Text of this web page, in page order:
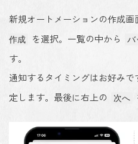
新規オートメーションの作成画
作成 を選択。一覧の中から バ
す。
通知するタイミングはお好みで
定します。最後に右上の
次へ